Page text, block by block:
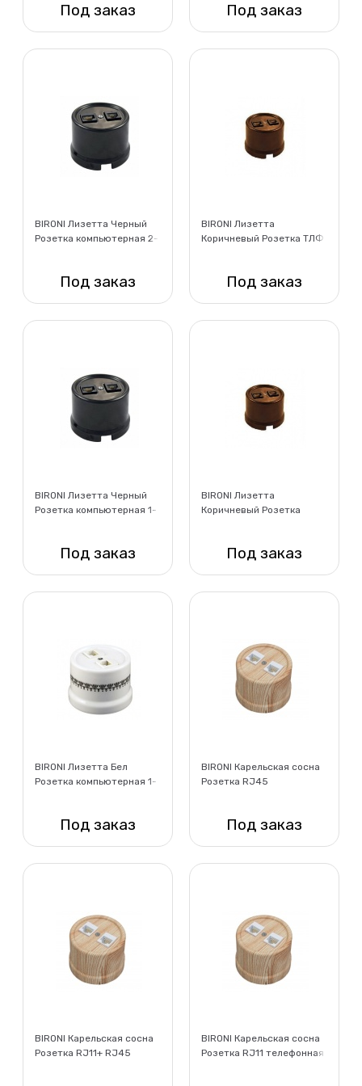
Под заказ
Нет в наличии
Под заказ
Нет в наличии
BIRONI Лизетта Черный
Розетка компьютерная 2-
Под заказ
Нет в наличии
BIRONI Лизетта
Коричневый Розетка ТЛФ
Под заказ
Нет в наличии
BIRONI Лизетта Черный
Розетка компьютерная 1-
Под заказ
Нет в наличии
BIRONI Лизетта
Коричневый Розетка
Под заказ
Нет в наличии
BIRONI Лизетта Бел
Розетка компьютерная 1-
Под заказ
Нет в наличии
BIRONI Карельская сосна
Розетка RJ45
Под заказ
Нет в наличии
BIRONI Карельская сосна
Розетка RJ11+ RJ45
BIRONI Карельская сосна
Розетка RJ11 телефонная